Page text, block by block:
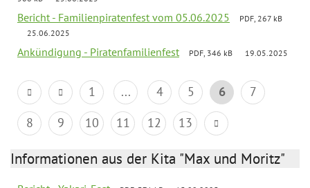
Bericht - Familienpiratenfest vom 05.06.2025
PDF, 267 kB
25.06.2025
Ankündigung - Piratenfamilienfest PDF, 346 kB 19.05.2025
1 ... 4 5 6
7
8
9 10 11 12 13
Informationen aus der Kita "Max und Moritz"